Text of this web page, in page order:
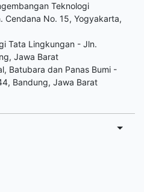
Teknologi
Cendana No. 15, Yogyakarta,
Tata Lingkungan - Jln.
Jawa Barat
Batubara dan Panas Bumi -
Bandung, Jawa Barat